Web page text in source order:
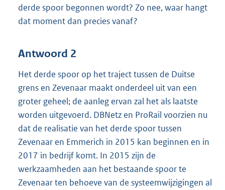
derde spoor begonnen wordt? Zo nee, waar hangt
dat moment dan precies vanaf?
Antwoord 2
Het derde spoor op het traject tussen de Duitse
grens en Zevenaar maakt onderdeel uit van een
groter geheel; de aanleg ervan zal het als laatste
worden uitgevoerd. DBNetz en ProRail voorzien nu
dat de realisatie van het derde spoor tussen
Zevenaar en Emmerich in 2015 kan beginnen en in
2017 in bedrijf komt. In 2015 zijn de
werkzaamheden aan het bestaande spoor te
Zevenaar ten behoeve van de systeemwijzigingen al